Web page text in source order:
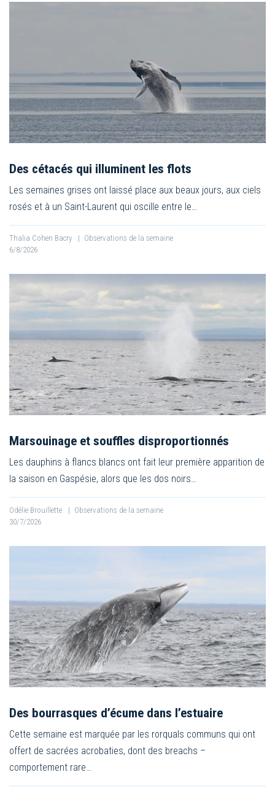
Des cétacés qui illuminent les flots
Les semaines grises ont laissé place aux beaux jours, aux ciels
rosés et à un Saint-Laurent qui oscille entre le…
Thalia Cohen Bacry | Observations de la semaine
6/8/2026
Marsouinage et souffles disproportionnés
Les dauphins à flancs blancs ont fait leur première apparition de
la saison en Gaspésie, alors que les dos noirs…
Odélie Brouillette | Observations de la semaine
30/7/2026
Des bourrasques d’écume dans l’estuaire
Cette semaine est marquée par les rorquals communs qui ont
offert de sacrées acrobaties, dont des breachs –
comportement rare…